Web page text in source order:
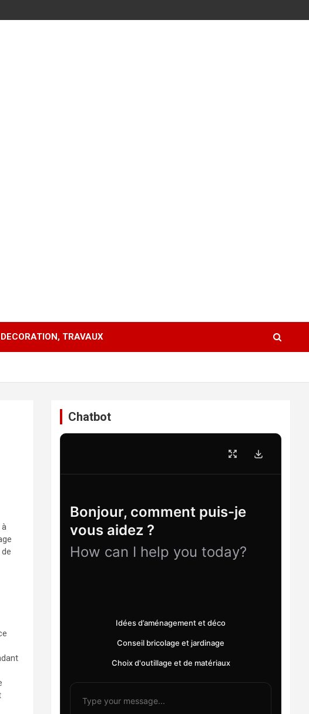
TRAVAUX
Chatbot
Bonjour, comment puis-je
vous aidez ?
How can I help you today?
Idées d’aménagement et déco
Conseil bricolage et jardinage
Choix d'outillage et de matériaux